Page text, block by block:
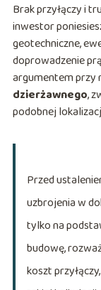
Brak przyłączy i
inwestor
geotechniczne,
doprowadzenie
argumentem przy
dzierżawnego,
podobnej
Przed
uzbrojenia w
tylko na
budowę,
koszt